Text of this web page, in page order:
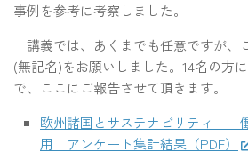
事例を参考に考察しました。
講義では、あくまでも任意ですが、
(無記名)をお願いしました。14名の方
で、ここにご報告させて頂きます。
欧州諸国とサステナビリティ――
用 アンケート集計結果（PDF）